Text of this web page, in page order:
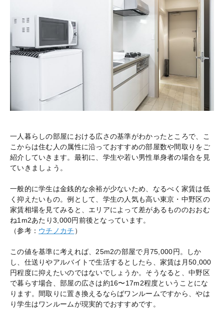
一人暮らしの部屋における広さの基準がわかったところで、こ
こからは住む人の属性に沿っておすすめの部屋数や間取りをご
紹介していきます。最初に、学生や若い男性単身者の場合を見
ていきましょう。
一般的に学生は金銭的な余裕が少ないため、なるべく家賃は低
く抑えたいもの。例として、学生の人気も高い東京・中野区の
家賃相場を見てみると、エリアによって差があるもののおおむ
ね1m2あたり3,000円前後となっています。
（参考： ウチノカチ ）
この値を基準に考えれば、25m2の部屋で月75,000円。しか
し、仕送りやアルバイトで生活するとしたら、家賃は月50,000
円程度に抑えたいのではないでしょうか。そうなると、中野区
で暮らす場合、部屋の広さは約16〜17m2程度ということにな
ります。間取りに置き換えるならばワンルームですから、やは
り学生はワンルームが現実的でおすすめです。